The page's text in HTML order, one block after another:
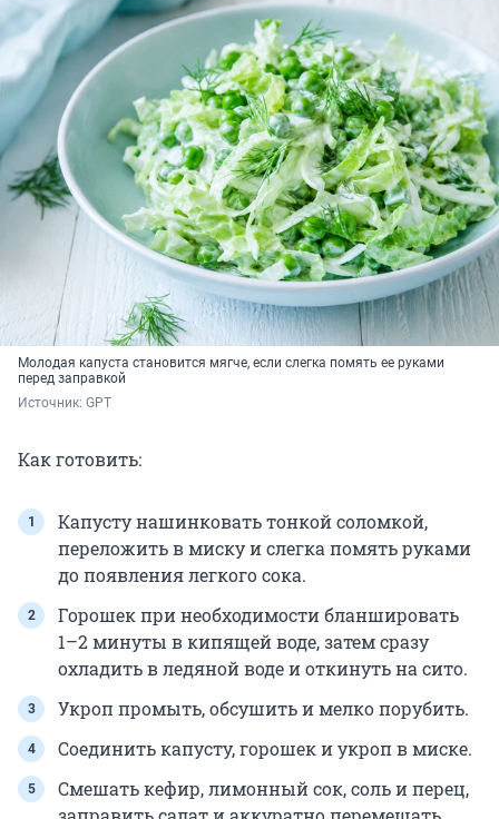
Молодая капуста становится мягче, если слегка помять ее руками
перед заправкой
Источник: GPT
Как готовить:
Капусту нашинковать тонкой соломкой,
переложить в миску и слегка помять руками
до появления легкого сока.
Горошек при необходимости бланшировать
1–2 минуты в кипящей воде, затем сразу
охладить в ледяной воде и откинуть на сито.
Укроп промыть, обсушить и мелко порубить.
Соединить капусту, горошек и укроп в миске.
Смешать кефир, лимонный сок, соль и перец,